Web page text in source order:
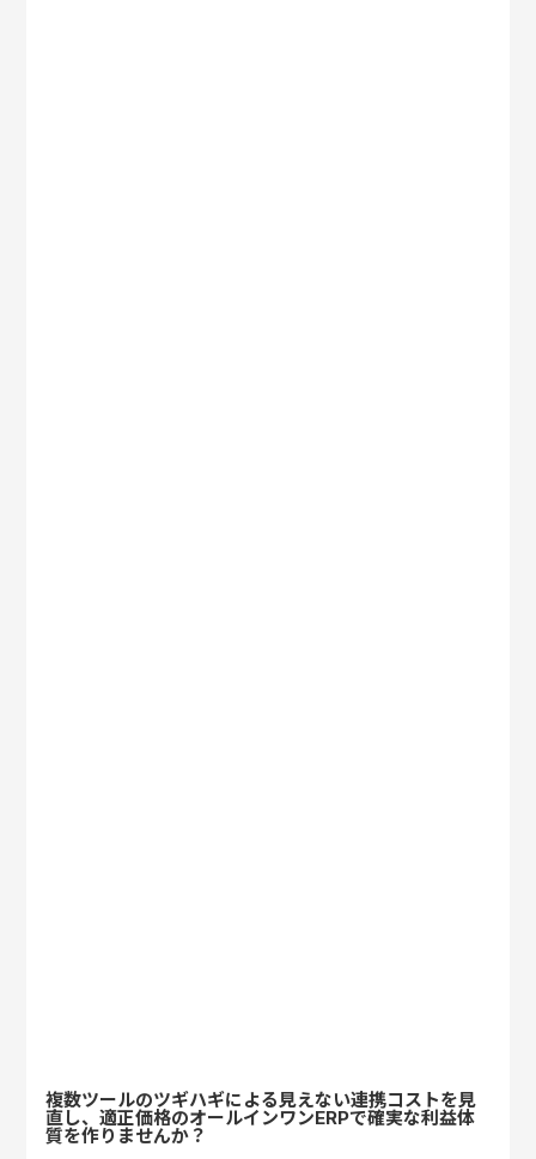
複数ツールのツギハギによる見えない連携コストを見
直し、適正価格のオールインワンERPで確実な利益体
質を作りませんか？